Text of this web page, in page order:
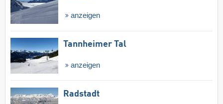
anzeigen
Tannheimer Tal
anzeigen
Radstadt